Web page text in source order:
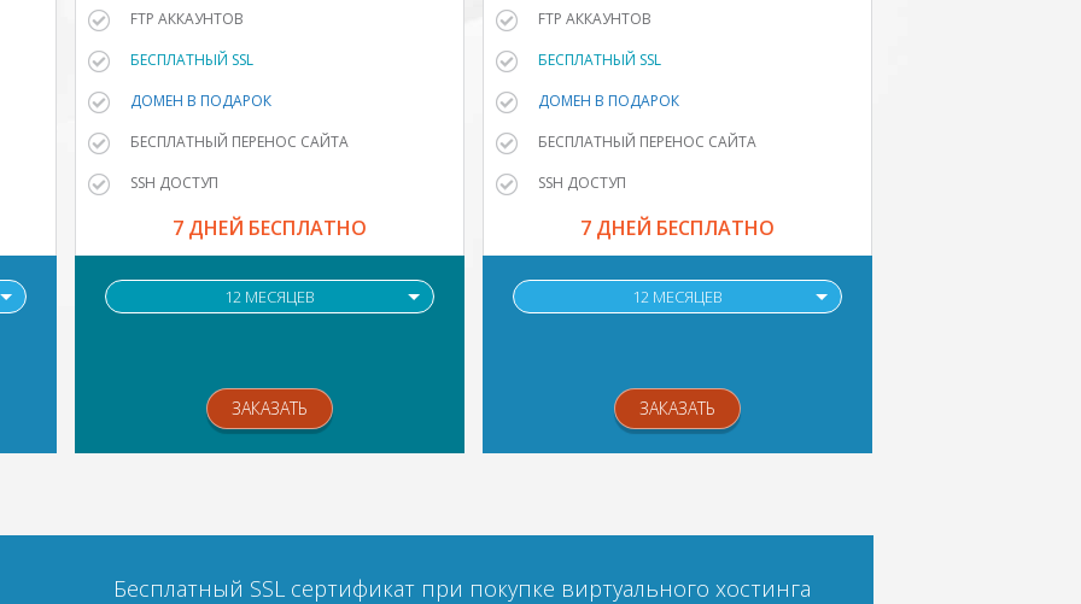
FTP АККАУНТОВ
БЕСПЛАТНЫЙ SSL
ДОМЕН В ПОДАРОК
БЕСПЛАТНЫЙ ПЕРЕНОС САЙТА
SSH ДОСТУП
7 ДНЕЙ БЕСПЛАТНО
12 МЕСЯЦЕВ
ЗАКАЗАТЬ
FTP АККАУНТОВ
БЕСПЛАТНЫЙ SSL
ДОМЕН В ПОДАРОК
БЕСПЛАТНЫЙ ПЕРЕНОС САЙТА
SSH ДОСТУП
7 ДНЕЙ БЕСПЛАТНО
12 МЕСЯЦЕВ
ЗАКАЗАТЬ
Бесплатный SSL сертификат при покупке виртуального хостинга